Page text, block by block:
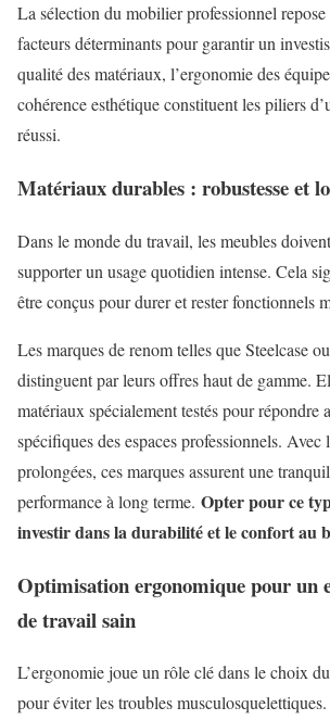
La sélection du mobilier professionnel
facteurs déterminants pour garantir un
qualité des matériaux, l’ergonomie des
cohérence esthétique constituent les piliers
réussi.
Matériaux durables : robustesse et
Dans le monde du travail, les meubles
supporter un usage quotidien intense. Cela
être conçus pour durer et rester fonctionnels
Les marques de renom telles que Steelcase
distinguent par leurs offres haut de gamme.
matériaux spécialement testés pour répondre
spécifiques des espaces professionnels. Avec
prolongées, ces marques assurent une
performance à long terme. Opter pour ce
investir dans la durabilité et le confort au
Optimisation ergonomique pour un
de travail sain
L’ergonomie joue un rôle clé dans le choix
pour éviter les troubles